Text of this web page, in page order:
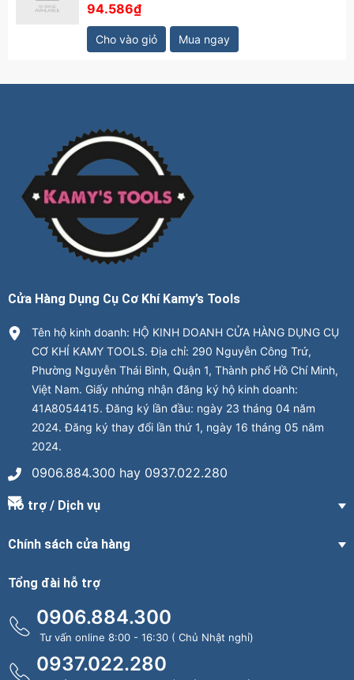
94.586₫
Cho vào giỏ Mua ngay
Cửa Hàng Dụng Cụ Cơ Khí Kamy’s Tools
Tên hộ kinh doanh: HỘ KINH DOANH CỬA HÀNG DỤNG CỤ
CƠ KHÍ KAMY TOOLS. Địa chỉ: 290 Nguyễn Công Trứ,
Phường Nguyễn Thái Bình, Quận 1, Thành phố Hồ Chí Minh,
Việt Nam. Giấy nhứng nhận đăng ký hộ kinh doanh:
41A8054415. Đăng ký lần đầu: ngày 23 tháng 04 năm
2024. Đăng ký thay đổi lần thứ 1, ngày 16 tháng 05 năm
2024.
0906.884.300 hay 0937.022.280
Hỗ trợ / Dịch vụ
Chính sách cửa hàng
Tổng đài hỗ trợ
0906.884.300
Tư vấn online 8:00 - 16:30 ( Chủ Nhật nghỉ)
0937.022.280